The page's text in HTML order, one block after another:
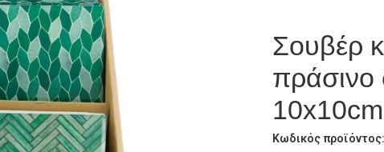
Σουβέρ
πράσινο
10x10cm
Κωδικός προϊόντος: